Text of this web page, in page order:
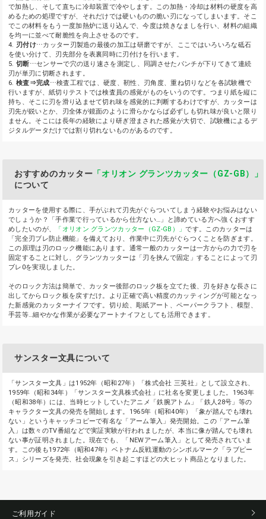
で加熱し、そして直ちに冷却装置で冷やします。この加熱・冷却は材料の硬度を高
めるための処理ですが、それだけでは硬いものの脆い刃になってしまいます。そこ
でこの材料をもう一度加熱炉に送り込んで、今度は焼きなましを行い、材料の組織
を均一に並べて耐脆性を向上させるのです。
4. 刃付け⋯カッター刃製造の最後の加工は研磨ですが、ここではいろいろな砥石
を使い分けて、刃先部分を表裏同時に刃付けを行います。
5. 切断⋯センサーで穴の送り速さを測定し、同調させたパンチが下りてきて連続
刃が単刃に切断されます。
6. 検査⇒完成⋯検査工程では、硬度、靭性、刃角度、重ね切りなどを各試験機で
行いますが、紙切りテストでは検査員の感覚がものをいうのです。つまり紙を縦に
持ち、そこに刃を滑り込ませて切れ味を感覚的に判断するわけですが、カッターは
刃先が鋭いとか、刃全体が鏡面のように滑らかならば必ずしも切れ味が良いと限り
ません。そこには長年の経験により研ぎ澄まされた感覚が大切で、試験機によるデ
ジタルデータだけでは割り切れないものがあるのです。
おすすめのカッター 「オリオン グランツカッター（GZ-GB）」
について
カッターを使用する際に、手がぶれて刃先がぐらついてしまう経験やお悩みはない
でしょうか？「手作業で行っているから仕方ない…」と諦めている方へ強くおすす
めしたいのが、
「オリオン グランツカッター（GZ-GB）」です。このカッターは
「完全刃ブレ防止機能」を備えており、作業中に刃先がぐらつくことを防ぎます。
この原理は刃のロック機能にあります。通常一般のカッターは一方からの力で刃を
固定することに対し、グランツカッターは「刃を挟んで固定」することによって刃
ブレ0を実現しました。
そのロック方法は簡単で、カッター後部のロック板を立てた後、刃を好きな長さに
出してからロック板を戻すだけ。より正確で高い精度のカッティングが可能となっ
た新感覚のカッターナイフです。切り絵、彫紙アート、ペーパークラフト、模型、
手芸等…細やかな作業が必要なアートナイフとしても活用できます。
サンスター文具について
「サンスター文具」は1952年（昭和27年）「株式会社 三英社」として設立され、
1959年（昭和34年）「サンスター文具株式会社」に社名を変更しました。1963年
（昭和38年）には、当時ヒットしていたアニメ「鉄腕アトム」「鉄人28号」等の
キャラクター文具の発売を開始します。1965年（昭和40年）「象が踏んでも壊れ
ない」というキャッチコピーで有名な「アーム筆入」発売開始。この「アーム筆
入」は数々のTV番組などで実証実験が行われましたが、本当に像が踏んでも壊れ
ない事が証明されました。現在でも、「NEWアーム筆入」として発売されていま
す。この後も1972年（昭和47年）ベトナム反戦運動のシンボルマーク「ラブピー
ス」シリーズを発売、社会現象を引き起こすほどの大ヒット商品となりました。
ご利用ガイド